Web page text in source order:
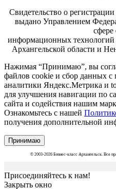
Свидетельство о
выдано Управлением
сфере
информационных
Архангельской области и
Нажимая “Принимаю”, вы
файлов cookie и сбор данных
аналитики Яндекс.Метрика и
для улучшения навигации по
сайта и содействия нашим
Ознакомьтесь с нашей
получения дополнительной
Принимаю
© 2003-2026 Бизнес-класс Архангельск. Все
Присоединяйтесь к нам!
Закрыть окно